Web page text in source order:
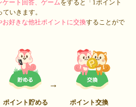
ケート回答、ゲームをすると「1ポイント
いきます。
お好きな他社ポイントに交換することがで
ポイント貯める ポイント交換